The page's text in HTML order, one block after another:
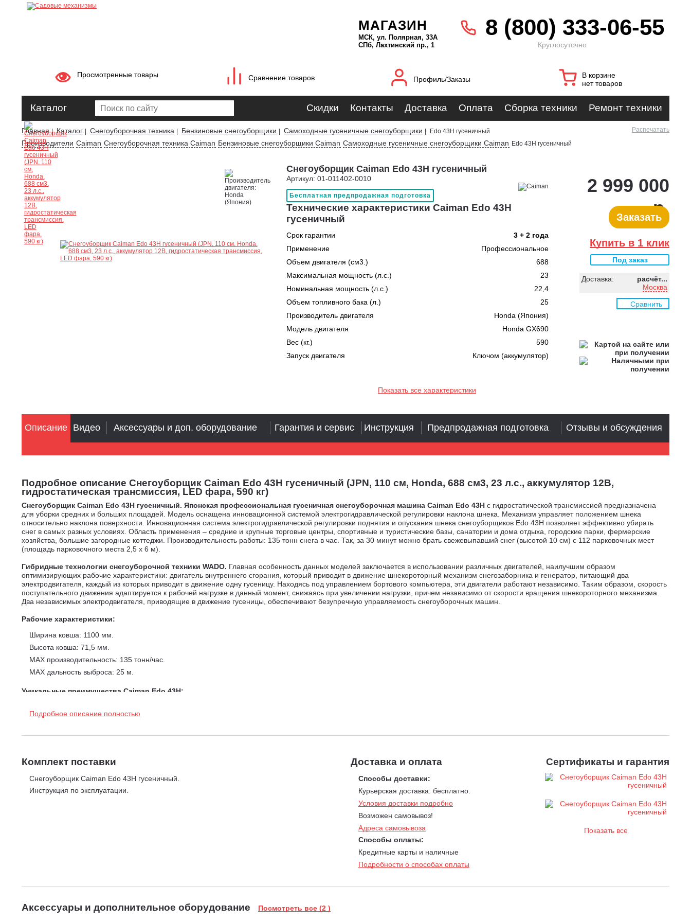
МАГАЗИН
МСК, ул. Полярная, 33А
СПб, Лахтинский пр., 1
8 (800) 333-06-55
Круглосуточно
Просмотренные товары Сравнение товаров Профиль/Заказы
В корзине
нет товаров
Каталог Скидки Контакты Доставка Оплата Сборка техники Ремонт техники
Главная|Каталог Снегоуборочная техника Бензиновые снегоуборщики Самоходные гусеничные снегоуборщики Edo 43H гусеничный Распечатать
Производители Caiman Снегоуборочная техника Caiman Бензиновые снегоуборщики Caiman Самоходные гусеничные снегоуборщики Caiman Edo 43H гусеничный
Снегоуборщик Caiman Edo 43H гусеничный
Артикул: 01-011402-0010
Бесплатная предпродажная подготовка
Технические характеристики Caiman Edo 43H
гусеничный
Срок гарантии
3 + 2 года
Применение
Профессиональное
Объем двигателя (см3.)
688
Максимальная мощность (л.с.)
23
Номинальная мощность (л.с.)
22,4
Объем топливного бака (л.)
25
Производитель двигателя
Honda (Япония)
Модель двигателя
Honda GX690
Вес (кг.)
590
Запуск двигателя
Ключом (аккумулятор)
Показать все характеристики
2 999 000
р.
Заказать
Купить в 1 клик
Под заказ
Доставка:
расчёт...
Москва
Сравнить
Подробное описание Снегоуборщик Caiman Edo 43H гусеничный (JPN, 110 см, Honda, 688 см3, 23 л.с., аккумулятор 12В,
гидростатическая трансмиссия, LED фара, 590 кг)
Снегоуборщик Caiman Edo 43H гусеничный. Японская профессиональная гусеничная снегоуборочная машина Caiman Edo 43H с гидростатической трансмиссией предназначена
для уборки средних и больших площадей. Модель оснащена инновационной системой электрогидравлической регулировки наклона шнека. Механизм управляет положением шнека
относительно наклона поверхности. Инновационная система электрогидравлической регулировки поднятия и опускания шнека снегоуборщиков Edo 43H позволяет эффективно убирать
снег в самых разных условиях. Область применения – средние и крупные торговые центры, спортивные и туристические базы, санатории и дома отдыха, городские парки, фермерские
хозяйства, большие загородные коттеджи. Производительность работы: 135 тонн снега в час. Так, за 30 минут можно брать свежевыпавший снег (высотой 10 см) с 112 парковочных мест
(площадь парковочного места 2,5 х 6 м).
Гибридные технологии снегоуборочной техники WADO. Главная особенность данных моделей заключается в использовании различных двигателей, наилучшим образом
оптимизирующих рабочие характеристики: двигатель внутреннего сгорания, который приводит в движение шнекороторный механизм снегозаборника и генератор, питающий два
электродвигателя, каждый из которых приводит в движение одну гусеницу. Находясь под управлением бортового компьютера, эти двигатели работают независимо. Таким образом, скорость
поступательного движения адаптируется к рабочей нагрузке в данный момент, снижаясь при увеличении нагрузки, причем независимо от скорости вращения шнекороторного механизма.
Два независимых электродвигателя, приводящие в движение гусеницы, обеспечивают безупречную управляемость снегоуборочных машин.
Рабочие характеристики:
Ширина ковша: 1100 мм.
Высота ковша: 71,5 мм.
MAX производительность: 135 тонн/час.
MAX дальность выброса: 25 м.
Уникальные преимущества Caiman Edo 43H:
1 ступень– ленточный шнек, измельчающий и взбивающий снеговые массы, благодаря чему увеличивается дальность выброса снега и облегчается нагрузка на двигатель.
метров.
удерживании рычага оператором, сцепление автоматически включается.
Инновационная система регулировки наклона шнека в горизонтальной плоскости.С помощью джойстика оператор
управляет гидравлическим механизмом: задает угол наклона ковша со шнеком вправо-влево. Система подстраивается под
любой рельеф поверхности. Убирать снег можно как на ровной горизонтальной площади, так и на сложных участках с
уклонами, глубоким снегом, жестким настом.
трансмиссия с бесступенчатой коробкой передач. Она обеспечивает плавное изменение скорости и направления
движения. Трансмиссия разработана специально для снегоуборочных машин.
Профессиональный усиленный редуктор.Оси червячного редуктора установлены в прочном шариковом подшипнике.
Редуктор имеет цельный чугунный корпус. Одним из инновационных решений производителя стало применение не
дефлектора выброса снега оператор регулирует джойстиком, расположенным на операторской панели. Настройки
Подробное описание полностью
Комплект поставки
Снегоуборщик Caiman Edo 43H гусеничный.
Инструкция по эксплуатации.
Доставка и оплата
Способы доставки:
Курьерская доставка: бесплатно.
Условия доставки подробно
Возможен самовывоз!
Адреса самовывоза
Способы оплаты:
Кредитные карты и наличные
Подробности о способах оплаты
Сертификаты и гарантия
Показать все
Аксессуары и дополнительное оборудование Посмотреть все (2 )
Описание Видео Аксессуары и доп. оборудование Гарантия и сервис Инструкция Предпродажная подготовка Отзывы и обсуждения